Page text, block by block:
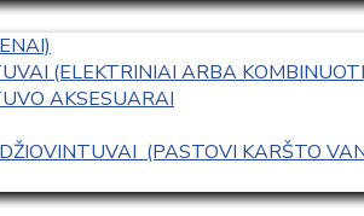
(ELEKTRINIAI ARBA
AKSESUARAI
(PASTOVI KARŠTO